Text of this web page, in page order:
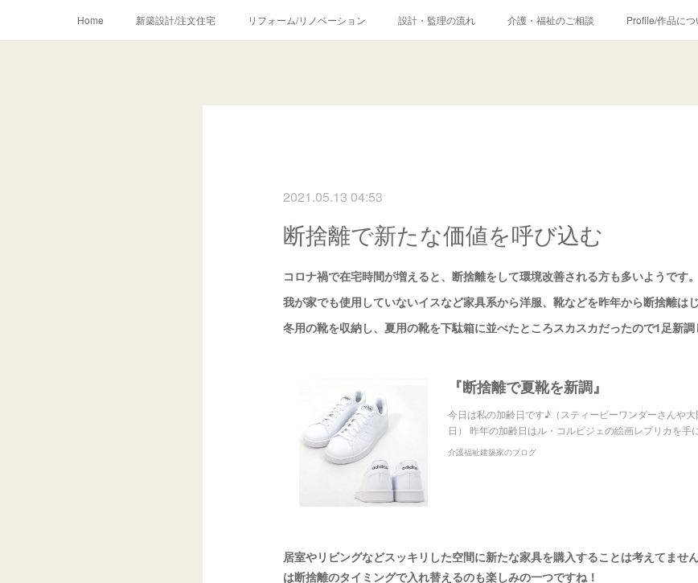
Home 新築設計/注文住宅 リフォーム/リノベーション 設計・監理の流れ 介護・福祉のご相談 Profile/作品につ
2021.05.13 04:53
断捨離で新たな価値を呼び込む
コロナ禍で在宅時間が増えると、断捨離をして環境改善される方も多いようです。
我が家でも使用していないイスなど家具系から洋服、靴などを昨年から断捨離はじ
冬用の靴を収納し、夏用の靴を下駄箱に並べたところスカスカだったので1足新
『断捨離で夏靴を新調』
今日は私の加齢日です♪（スティービーワンダーさんや大
日） 昨年の加齢日はル・コルビジェの絵画レプリカを手
介護福祉建築家のブログ
居室やリビングなどスッキリした空間に新たな家具を購入することは考えてませ
は断捨離のタイミングで入れ替えるのも楽しみの一つですね！